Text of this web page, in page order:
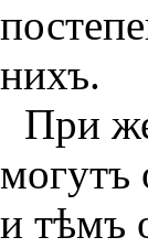
нихъ.
При
могутъ
и тѣмъ